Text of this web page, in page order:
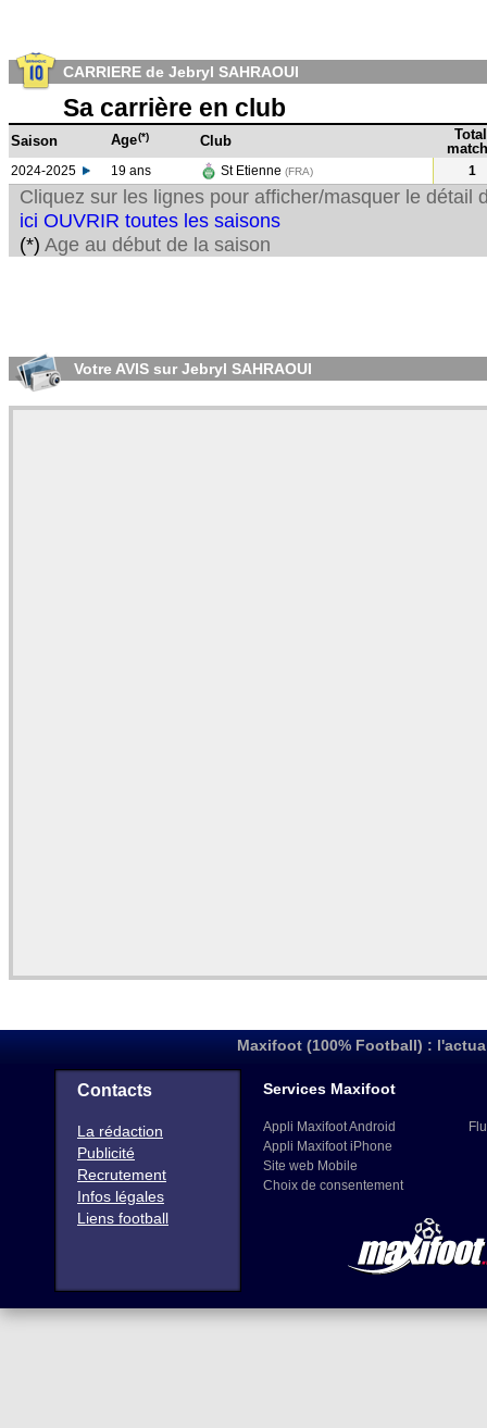
CARRIERE de Jebryl SAHRAOUI
Sa carrière en club
Saison Age(*) Club
Total
2024-2025 19 ans St Etienne (FRA) 1
Cliquez sur les lignes pour afficher/masquer le détail
ici OUVRIR toutes les saisons
(*) Age au début de la saison
Votre AVIS sur Jebryl SAHRAOUI
Maxifoot (100% Football) :
Contacts
La rédaction
Publicité
Recrutement
Infos légales
Liens football
Services Maxifoot
Appli Maxifoot Android
Appli Maxifoot iPhone
Site web Mobile
Choix de consentement